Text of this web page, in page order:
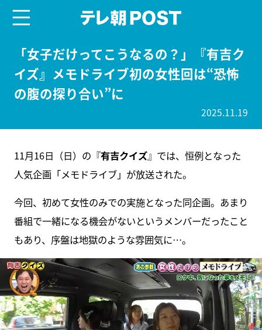
「女子だけってこうなるの？」『有吉ク
イズ』メモドライブ初の女性回は“恐怖
の腹の探り合い”に
2025.11.19
11月16日（日）の『有吉クイズ』では、恒例となった
人気企画「メモドライブ」が放送された。
今回、初めて女性のみでの実施となった同企画。あまり
番組で一緒になる機会がないというメンバーだったこと
もあり、序盤は地獄のような雰囲気に…。